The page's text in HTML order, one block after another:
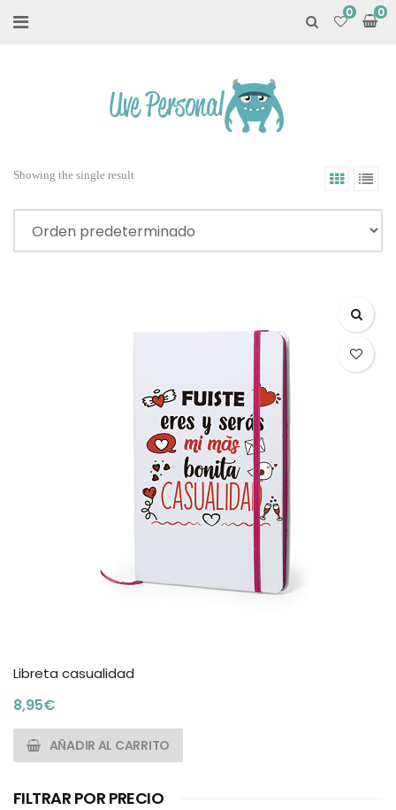
0
Showing the single result
Libreta casualidad
8,95€
AÑADIR AL CARRITO
FILTRAR POR PRECIO